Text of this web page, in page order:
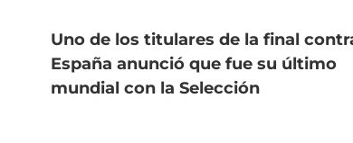
Uno de los titulares de la final
España anunció que fue su último
mundial con la Selección